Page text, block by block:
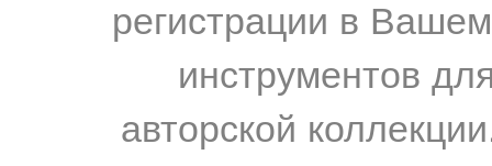
регистрации в
инструментов
авторской